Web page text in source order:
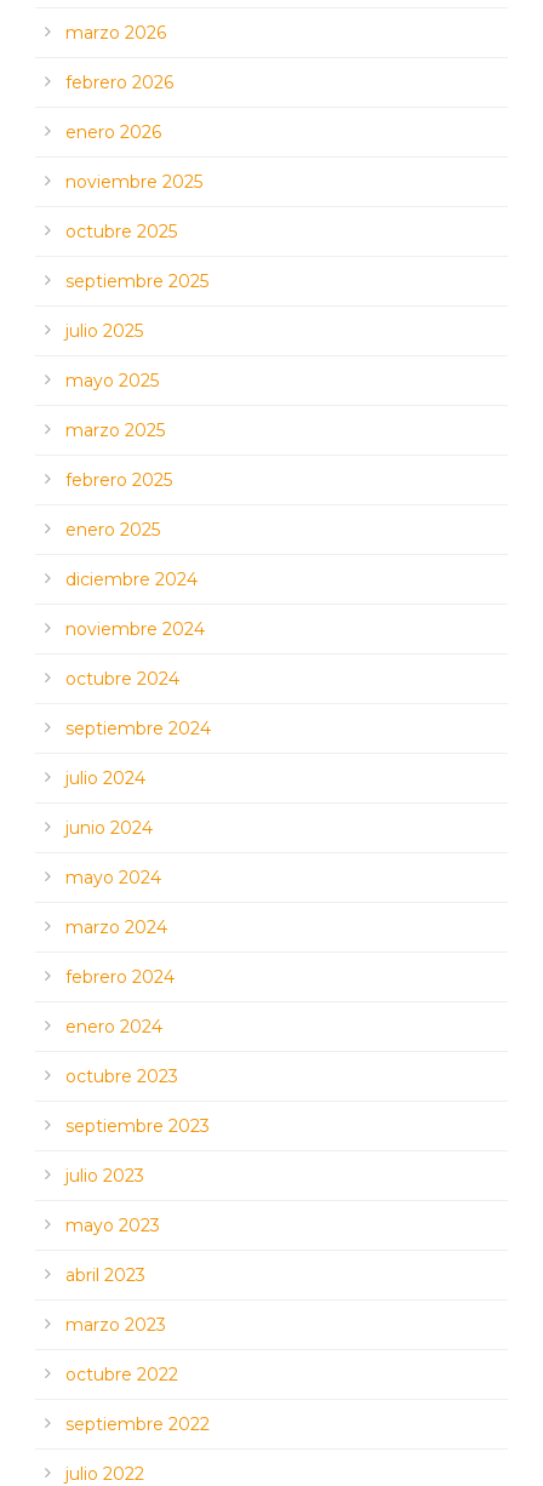
marzo 2026
febrero 2026
enero 2026
noviembre 2025
octubre 2025
septiembre 2025
julio 2025
mayo 2025
marzo 2025
febrero 2025
enero 2025
diciembre 2024
noviembre 2024
octubre 2024
septiembre 2024
julio 2024
junio 2024
mayo 2024
marzo 2024
febrero 2024
enero 2024
octubre 2023
septiembre 2023
julio 2023
mayo 2023
abril 2023
marzo 2023
octubre 2022
septiembre 2022
julio 2022